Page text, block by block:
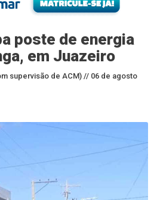
poste de energia
em Juazeiro
supervisão de ACM) // 06 de agosto